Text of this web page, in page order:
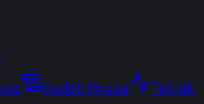
Vadeli Piyasa
Teknik